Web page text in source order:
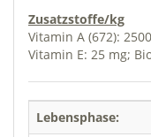
Zusatzstoffe/kg
Vitamin A (672):
Vitamin E: 25 mg;
Lebensphase: